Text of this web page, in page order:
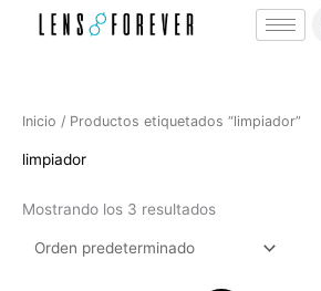
Inicio / Productos etiquetados “limpiador”
limpiador
Mostrando los 3 resultados